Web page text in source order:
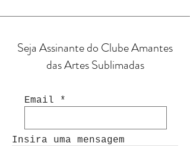
Seja Assinante do Clube Amantes
das Artes Sublimadas
Email
Insira uma mensagem